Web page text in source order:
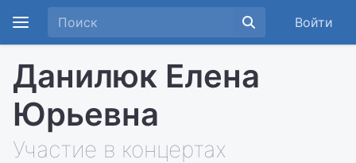
Войти
Данилюк Елена
Юрьевна
Участие в концертах